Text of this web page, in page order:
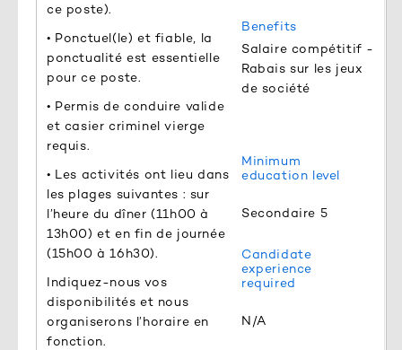
ce poste).
• Ponctuel(le) et fiable, la
ponctualité est essentielle
pour ce poste.
• Permis de conduire valide
et casier criminel vierge
requis.
• Les activités ont lieu dans
les plages suivantes : sur
l’heure du dîner (11h00 à
13h00) et en fin de journée
(15h00 à 16h30).
Indiquez-nous vos
disponibilités et nous
organiserons l’horaire en
fonction.
Benefits
Salaire compétitif -
Rabais sur les jeux
de société
Minimum
education level
Secondaire 5
Candidate
experience
required
N/A